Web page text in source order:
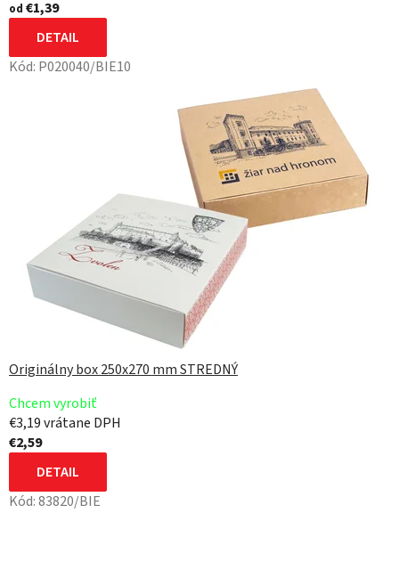
od €1,39
DETAIL
Kód: P020040/BIE10
Originálny box 250x270 mm STREDNÝ
Chcem vyrobiť
€3,19 vrátane DPH
€2,59
DETAIL
Kód:83820/BIE